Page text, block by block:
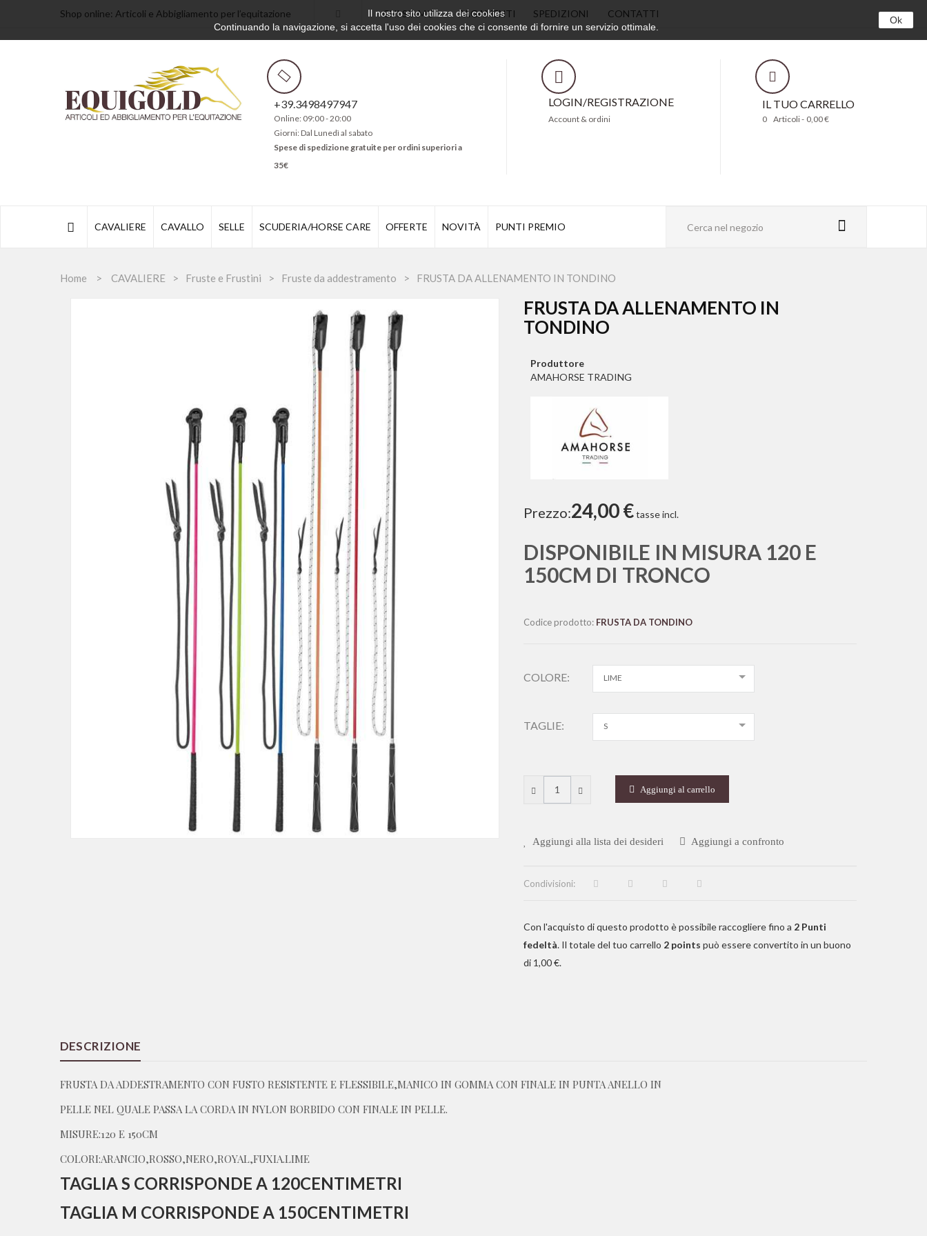
Shop online: Articoli e Abbigliamento per l’equitazione CHI SIAMO PAGAMENTI SPEDIZIONI CONTATTI
+39.3498497947
Online: 09:00 - 20:00
Giorni: Dal Lunedì al sabato
Spese di spedizione gratuite per ordini superiori a
35€
LOGIN/REGISTRAZIONE
Account & ordini
IL TUO CARRELLO
0 Articoli - 0,00 €
CAVALIERE CAVALLO SELLE SCUDERIA/HORSE CARE OFFERTE NOVITÀ PUNTI PREMIO
Home CAVALIERE Fruste e Frustini Fruste da addestramento FRUSTA DA ALLENAMENTO IN TONDINO
FRUSTA DA ALLENAMENTO IN
TONDINO
Produttore
AMAHORSE TRADING
Prezzo:24,00 €tasse incl.
DISPONIBILE IN MISURA 120 E
150CM DI TRONCO
Codice prodotto: FRUSTA DA TONDINO
COLORE: LIME
TAGLIE: S
Aggiungi al carrello
Aggiungi alla lista dei desideri Aggiungi a confronto
Condivisioni:
Con l'acquisto di questo prodotto è possibile raccogliere fino a 2Punti
fedeltà. Il totale del tuo carrello 2points può essere convertito in un buono
di 1,00 €.
DESCRIZIONE
FRUSTA DA ADDESTRAMENTO CON FUSTO RESISTENTE E FLESSIBILE,MANICO IN GOMMA CON FINALE IN PUNTA ANELLO IN
PELLE NEL QUALE PASSA LA CORDA IN NYLON BORBIDO CON FINALE IN PELLE.
MISURE:120 E 150CM
COLORI:ARANCIO,ROSSO,NERO,ROYAL,FUXIA.LIME
TAGLIA S CORRISPONDE A 120CENTIMETRI
TAGLIA M CORRISPONDE A 150CENTIMETRI
Il nostro sito utilizza dei cookies
Continuando la navigazione, si accetta l'uso dei cookies che ci consente di fornire un servizio ottimale.
Ok